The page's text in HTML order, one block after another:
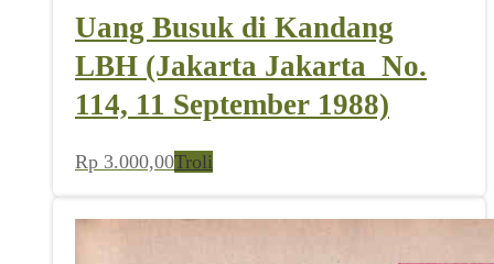
Uang Busuk di Kandang
LBH (Jakarta Jakarta_No.
114, 11 September 1988)
Rp 3.000,00Troli